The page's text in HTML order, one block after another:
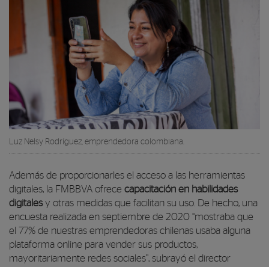
Luz Nelsy Rodríguez, emprendedora colombiana.
Además de proporcionarles el acceso a las herramientas
digitales, la FMBBVA ofrece capacitación en habilidades
digitalesy otras medidas que facilitan su uso. De hecho, una
encuesta realizada en septiembre de 2020 “mostraba que
el 77% de nuestras emprendedoras chilenas usaba alguna
plataforma online para vender sus productos,
mayoritariamente redes sociales”, subrayó el director